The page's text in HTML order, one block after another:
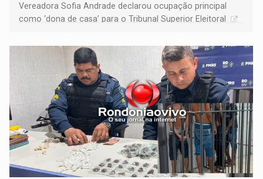
Vereadora Sofia Andrade declarou ocupação principal
como ‘dona de casa’ para o Tribunal Superior Eleitoral